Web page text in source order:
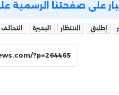
على صفحتنا الرسمية
إطلاق الانتظار البحيرة التحالف